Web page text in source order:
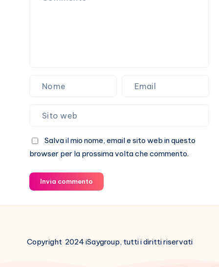
Salva il mio nome, email e sito web in questo
browser per la prossima volta che commento.
Invia commento
Copyright 2024 iSaygroup, tutti i diritti riservati